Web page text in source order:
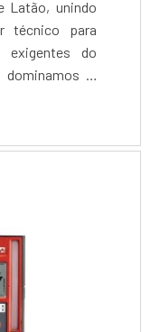
unindo
técnico para
exigentes do
o
amarelos e
com precisão
para uso,